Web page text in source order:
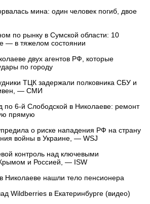
мина: один человек погиб, двое
по рынку в Сумской области: 10
— в тяжелом состоянии
двух агентов РФ, которые
по городу
ТЦК задержали полковника СБУ и
— СМИ
по 6-й Слободской в Николаеве: ремонт
прямую
о риске нападения РФ на страну
войны в Украине, — WSJ
контроль над ключевыми
и Россией, — ISW
Николаеве нашли тело пенсионера
Wildberries в Екатеринбурге (видео)